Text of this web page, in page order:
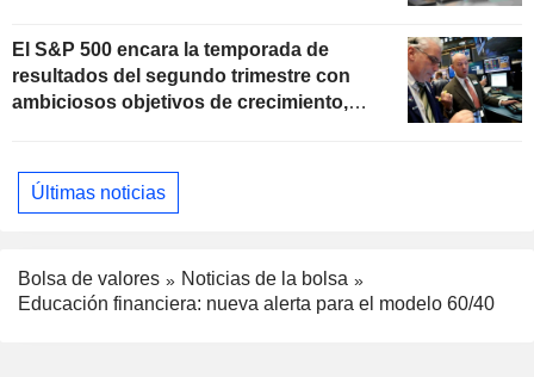
El S&P 500 encara la temporada de
resultados del segundo trimestre con
ambiciosos objetivos de crecimiento,
Últimas noticias
Bolsa de valores
Noticias de la bolsa
Educación financiera: nueva alerta para el modelo 60/40